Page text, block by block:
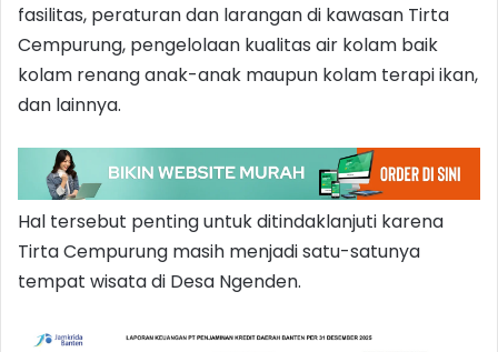
fasilitas, peraturan dan larangan di kawasan Tirta
Cempurung, pengelolaan kualitas air kolam baik
kolam renang anak-anak maupun kolam terapi ikan,
dan lainnya.
Hal tersebut penting untuk ditindaklanjuti karena
Tirta Cempurung masih menjadi satu-satunya
tempat wisata di Desa Ngenden.